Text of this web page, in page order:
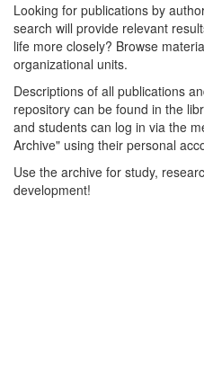
Looking for publications by
search will provide relevant
life more closely? Browse
organizational units.
Descriptions of all publications
repository can be found in the
and students can log in via the
Archive" using their personal
Use the archive for study,
development!